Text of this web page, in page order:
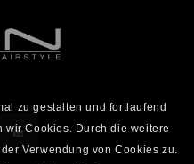
zu gestalten und fortlaufend
wir Cookies. Durch die weitere
Verwendung von Cookies zu.